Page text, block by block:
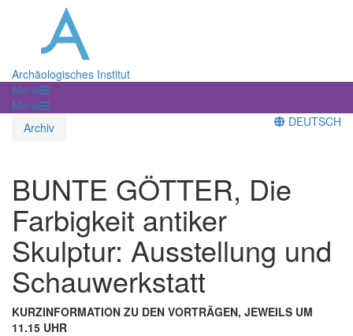
Archäologisches Institut
Menü
Menü
Archiv
DEUTSCH
BUNTE GÖTTER, Die
Farbigkeit antiker
Skulptur: Ausstellung und
Schauwerkstatt
KURZINFORMATION ZU DEN VORTRÄGEN, JEWEILS UM
11.15 UHR